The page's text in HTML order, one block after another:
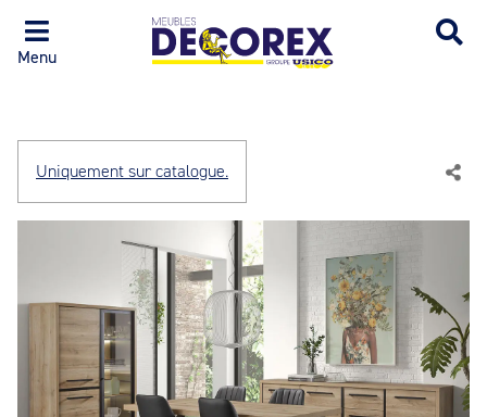
Menu
Uniquement sur catalogue.